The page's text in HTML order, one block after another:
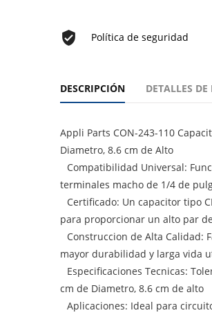
Política de seguridad
DESCRIPCIÓN DETALLES
Appli Parts CON-243-110
Diametro, 8.6 cm de Alto
Compatibilidad Universal:
terminales macho de 1/4 de
Certificado: Un capacitor tipo
para proporcionar un alto par
Construccion de Alta Calidad:
mayor durabilidad y larga vida
Especificaciones Tecnicas:
cm de Diametro, 8.6 cm de alto
Aplicaciones: Ideal para